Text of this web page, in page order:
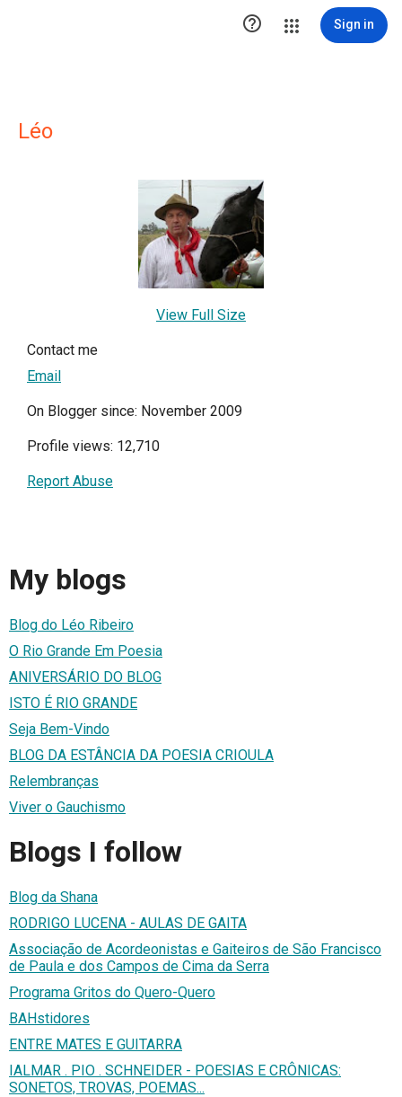
 Sign in
Léo
View Full Size
Contact me
Email
On Blogger since: November 2009
Profile views: 12,710
Report Abuse
My blogs
Blog do Léo Ribeiro
O Rio Grande Em Poesia
ANIVERSÁRIO DO BLOG
ISTO É RIO GRANDE
Seja Bem-Vindo
BLOG DA ESTÂNCIA DA POESIA CRIOULA
Relembranças
Viver o Gauchismo
Blogs I follow
Blog da Shana
RODRIGO LUCENA - AULAS DE GAITA
Associação de Acordeonistas e Gaiteiros de São Francisco
de Paula e dos Campos de Cima da Serra
Programa Gritos do Quero-Quero
BAHstidores
ENTRE MATES E GUITARRA
IALMAR . PIO . SCHNEIDER - POESIAS E CRÔNICAS:
SONETOS, TROVAS, POEMAS...